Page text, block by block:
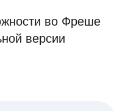
во Фреше
версии